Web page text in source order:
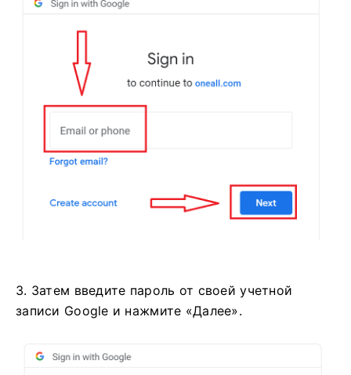
3. Затем введите пароль от своей учетной
записи Google и нажмите «Далее».